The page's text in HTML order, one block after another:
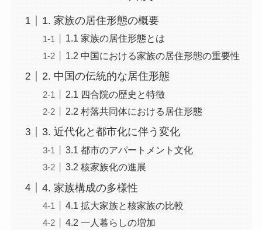
1. 家族の居住形態の概要
1.1 家族の居住形態とは
1.2 中国における家族の居住形態の重要性
2. 中国の伝統的な居住形態
2.1 四合院の歴史と特徴
2.2 村落共同体における居住形態
3. 近代化と都市化に伴う変化
3.1 都市のアパートメント文化
3.2 核家族化の進展
4. 家族構成の多様性
4.1 拡大家族と核家族の比較
4.2 一人暮らしの増加